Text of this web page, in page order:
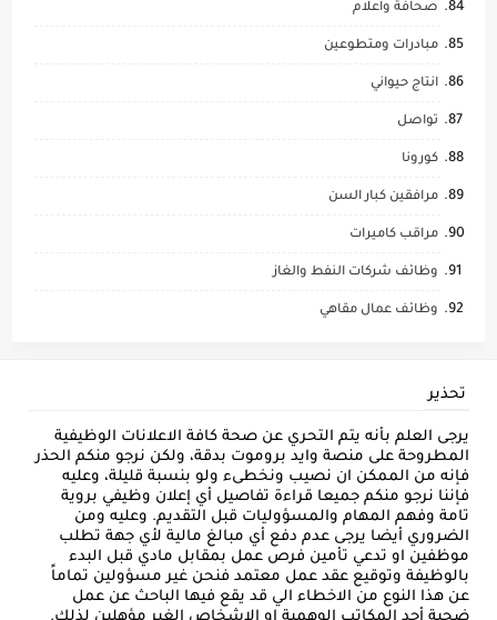
صحافة واعلام
مبادرات ومتطوعين
انتاج حيواني
تواصل
كورونا
مرافقين كبار السن
مراقب كاميرات
وظائف شركات النفط والغاز
وظائف عمال مقاهي
تحذير
يرجى العلم بأنه يتم التحري عن صحة كافة الاعلانات الوظيفية
المطروحة على منصة وايد بروموت بدقة، ولكن نرجو منكم الحذر
فإنه من الممكن ان نصيب ونخطىء ولو بنسبة قليلة، وعليه
فإننا نرجو منكم جميعا قراءة تفاصيل أي إعلان وظيفي بروية
تامة وفهم المهام والمسؤوليات قبل التقديم. وعليه ومن
الضروري أيضا يرجى عدم دفع أي مبالغ مالية لأي جهة تطلب
موظفين او تدعي تأمين فرص عمل بمقابل مادي قبل البدء
بالوظيفة وتوقيع عقد عمل معتمد فنحن غير مسؤولين تماماً
عن هذا النوع من الاخطاء الي قد يقع فيها الباحث عن عمل